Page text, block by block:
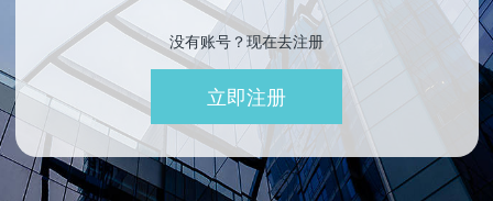
没有账号？现在去注册
立即注册